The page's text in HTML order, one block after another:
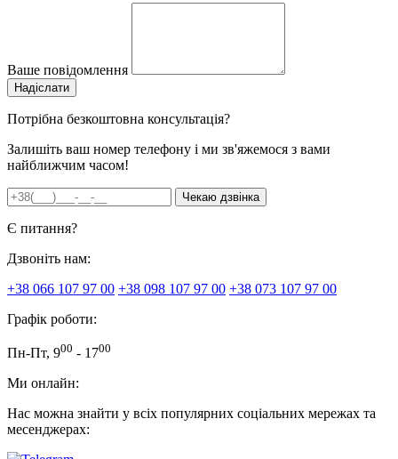
Ваше повідомлення
Потрібна безкоштовна консультація?
Залишіть ваш номер телефону і ми зв'яжемося з вами
найближчим часом!
Є питання?
Дзвоніть нам:
+38 066 107 97 00 +38 098 107 97 00 +38 073 107 97 00
Графік роботи:
Пн-Пт, 900 - 1700
Ми онлайн:
Нас можна знайти у всіх популярних соціальних мережах та
месенджерах: